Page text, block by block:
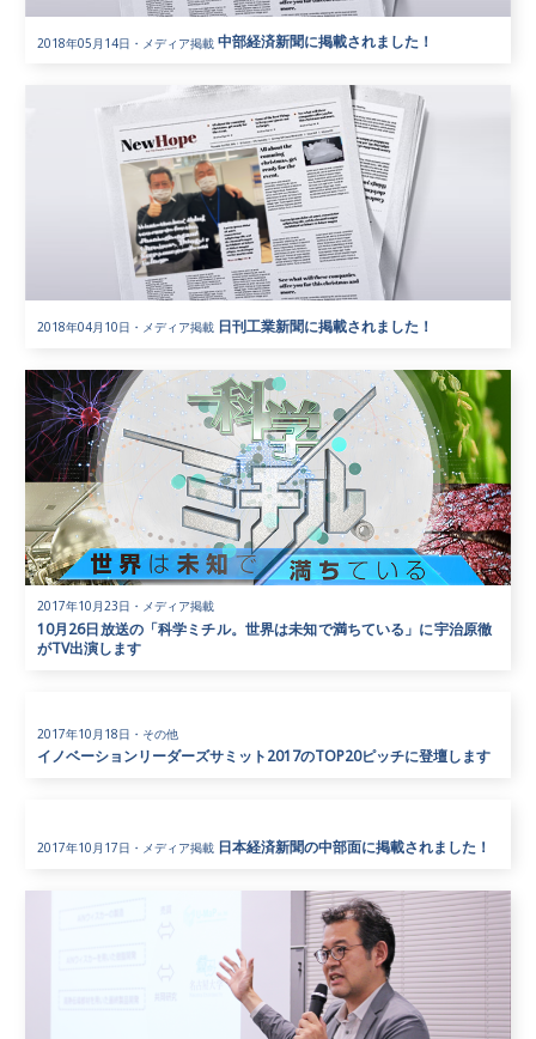
2018年05月14日 ・ メディア掲載 中部経済新聞に掲載されました！
2018年04月10日 ・ メディア掲載 日刊工業新聞に掲載されました！
2017年10月23日 ・ メディア掲載
10月26日放送の「科学ミチル。世界は未知で満ちている」に宇治原徹
がTV出演します
2017年10月18日 ・ その他
イノベーションリーダーズサミット2017のTOP20ピッチに登壇します
2017年10月17日 ・ メディア掲載 日本経済新聞の中部面に掲載されました！